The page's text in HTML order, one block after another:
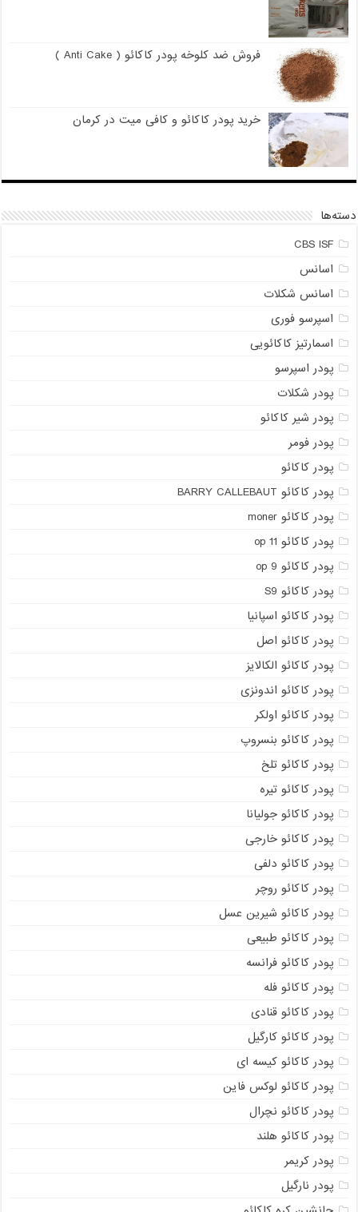
فروش ضد کلوخه پودر کاکائو ( Anti Cake )
خرید پودر کاکائو و کافی میت در کرمان
دسته‌ها
CBS ISF
اسانس
اسانس شکلات
اسپرسو فوری
اسمارتیز کاکائویی
پودر اسپرسو
پودر شکلات
پودر شیر کاکائو
پودر فومر
پودر کاکائو
پودر کاکائو BARRY CALLEBAUT
پودر کاکائو moner
پودر کاکائو op 11
پودر کاکائو op 9
پودر کاکائو S9
پودر کاکائو اسپانیا
پودر کاکائو اصل
پودر کاکائو الکالایز
پودر کاکائو اندونزی
پودر کاکائو اولکر
پودر کاکائو بنسروپ
پودر کاکائو تلخ
پودر کاکائو تیره
پودر کاکائو جولیانا
پودر کاکائو خارجی
پودر کاکائو دلفی
پودر کاکائو روچر
پودر کاکائو شیرین عسل
پودر کاکائو طبیعی
پودر کاکائو فرانسه
پودر کاکائو فله
پودر کاکائو قنادی
پودر کاکائو کارگیل
پودر کاکائو کیسه ای
پودر کاکائو لوکس فاین
پودر کاکائو نچرال
پودر کاکائو هلند
پودر کریمر
پودر نارگیل